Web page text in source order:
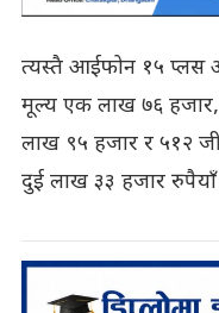
त्यस्तै आईफोन १५ प्लस
मूल्य एक लाख ७६ हजार,
लाख ९५ हजार र ५१२
दुई लाख ३३ हजार